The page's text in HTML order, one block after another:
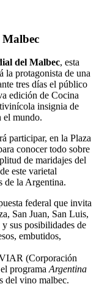
del Malbec, esta
la protagonista de una
tres días el público
edición de Cocina
insignia de
el mundo.
participar, en la Plaza
conocer todo sobre
de maridajes del
este varietal
de la Argentina.
federal que invita
San Juan, San Luis,
sus posibilidades de
embutidos,
(Corporación
programaArgentina
del vino malbec.